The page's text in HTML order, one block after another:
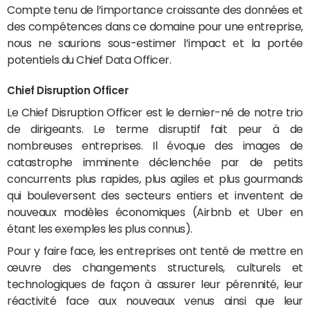
Compte tenu de l’importance croissante des données et
des compétences dans ce domaine pour une entreprise,
nous ne saurions sous-estimer l’impact et la portée
potentiels du Chief Data Officer.
Chief Disruption Officer
Le Chief Disruption Officer est le dernier-né de notre trio
de dirigeants. Le terme disruptif fait peur à de
nombreuses entreprises. Il évoque des images de
catastrophe imminente déclenchée par de petits
concurrents plus rapides, plus agiles et plus gourmands
qui bouleversent des secteurs entiers et inventent de
nouveaux modèles économiques (Airbnb et Uber en
étant les exemples les plus connus).
Pour y faire face, les entreprises ont tenté de mettre en
œuvre des changements structurels, culturels et
technologiques de façon à assurer leur pérennité, leur
réactivité face aux nouveaux venus ainsi que leur